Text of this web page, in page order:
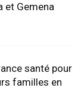
et Gemena
santé pour
familles en